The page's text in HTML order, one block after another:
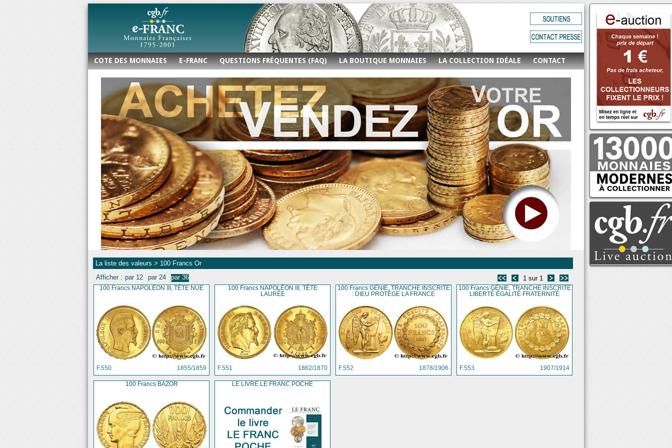
E-auction n°695
Voir tous les lots
Clôture : lundi 10 août
2026 à partir de 14:00
(Paris)
COTE DES MONNAIES E-FRANC QUESTIONS FRÉQUENTES (FAQ) LA BOUTIQUE MONNAIES LA COLLECTION IDÉALE CONTACT
La liste des valeurs > 100 Francs Or
Afficher : par 12 par 24 par 36 1 sur 1
100 Francs NAPOLÉON III, TÊTE NUE
F.550 1855/1859
100 Francs NAPOLÉON III, TÊTE
LAURÉE
F.551 1862/1870
100 Francs GÉNIE, TRANCHE INSCRITE
: DIEU PROTÈGE LA FRANCE
F.552 1878/1906
100 Francs GÉNIE, TRANCHE INSCRITE
LIBERTÉ ÉGALITÉ FRATERNITÉ
F.553 1907/1914
100 Francs BAZOR LE LIVRE LE FRANC POCHE